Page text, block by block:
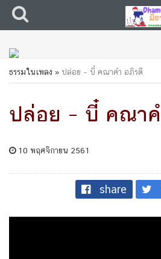
ธรรมในเพลง » ปล่อย – บี๋ คณาคำ อภิรดี
ปล่อย – บี๋ คณา
10 พฤศจิกายน 2561
share